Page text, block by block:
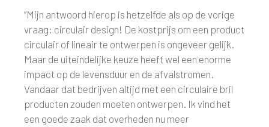
“Mijn antwoord hierop is hetzelfde als op de vorige
vraag: circulair design! De kostprijs om een product
circulair of lineair te ontwerpen is ongeveer gelijk.
Maar de uiteindelijke keuze heeft wel een enorme
impact op de levensduur en de afvalstromen.
Vandaar dat bedrijven altijd met een circulaire bril
producten zouden moeten ontwerpen. Ik vind het
een goede zaak dat overheden nu meer